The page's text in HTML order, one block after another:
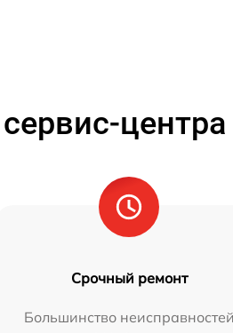
центра
Срочный ремонт
Большинство неисправностей